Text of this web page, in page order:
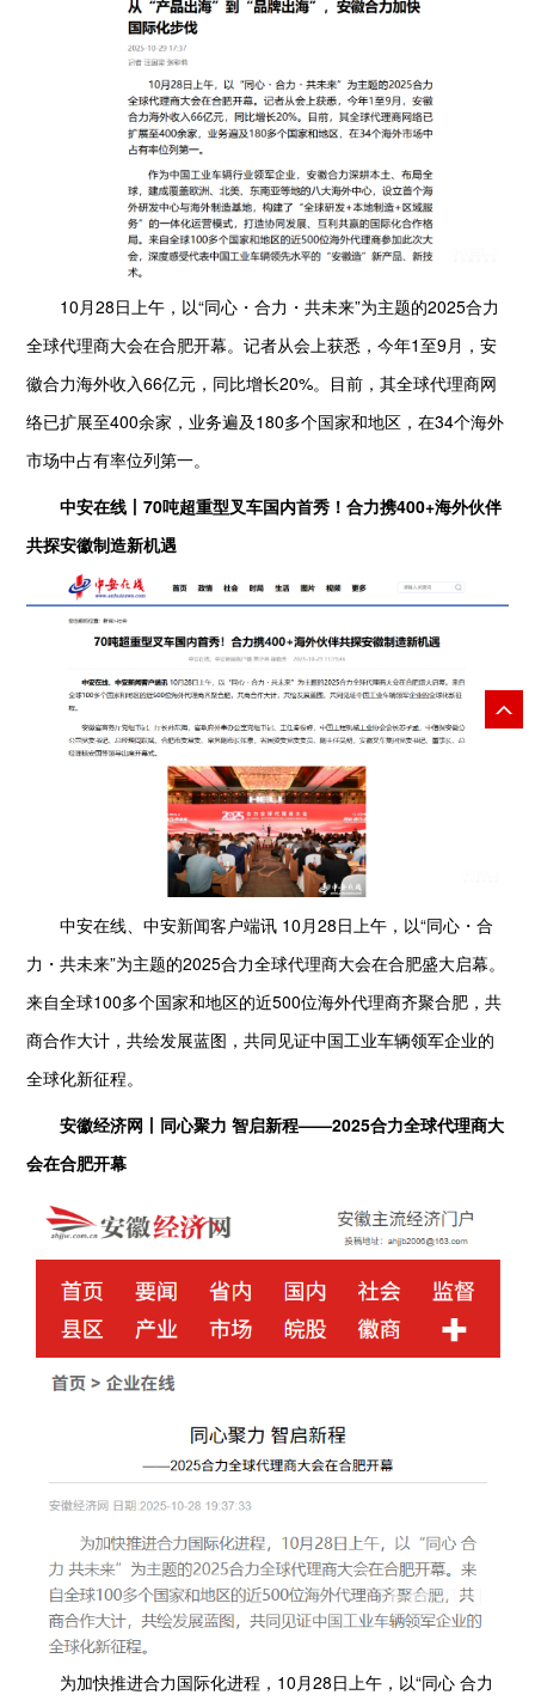
10月28日上午，以“同心・合力・共未来”为主题的2025合力
全球代理商大会在合肥开幕。记者从会上获悉，今年1至9月，安
徽合力海外收入66亿元，同比增长20%。目前，其全球代理商网
络已扩展至400余家，业务遍及180多个国家和地区，在34个海外
市场中占有率位列第一。
中安在线丨70吨超重型叉车国内首秀！合力携400+海外伙伴
共探安徽制造新机遇
中安在线、中安新闻客户端讯 10月28日上午，以“同心・合
力・共未来”为主题的2025合力全球代理商大会在合肥盛大启幕。
来自全球100多个国家和地区的近500位海外代理商齐聚合肥，共
商合作大计，共绘发展蓝图，共同见证中国工业车辆领军企业的
全球化新征程。
安徽经济网丨同心聚力 智启新程——2025合力全球代理商大
会在合肥开幕
为加快推进合力国际化进程，10月28日上午，以“同心 合力